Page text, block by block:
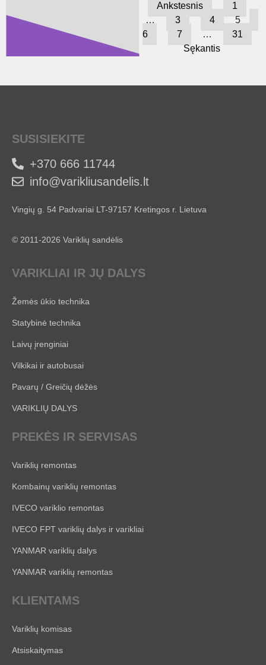
Ankstesnis
1
…
3 4
5
6
7 …
31
Sękantis
SUSISIEKITE
+370 666 11744
info@varikliusandelis.lt
Vingių g. 54 Padvariai LT-97157 Kretingos r. Lietuva
© 2011-2026 Variklių sandėlis
VARIKLIAI IR JŲ DALYS
Žemės ūkio technika
Statybinė technika
Laivų įrenginiai
Vilkikai ir autobusai
Pavarų / Greičių dėžės
VARIKLIŲ DALYS
PREKĖS IR SERVISAS
Variklių remontas
Kombainų variklių remontas
IVECO variklio remontas
IVECO FPT variklių dalys ir varikliai
YANMAR variklių dalys
YANMAR variklių remontas
KLIENTAMS
Variklių komisas
Atsiskaitymas